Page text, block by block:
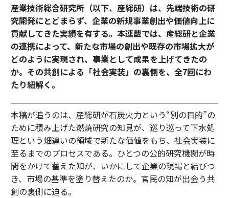
産業技術総合研究所（以下、産総研）は、先端技術の研
究開発にとどまらず、企業の新規事業創出や価値向上に
貢献してきた実績を有する。本連載では、産総研と企業
の連携によって、新たな市場の創出や既存の市場拡大が
どのように実現され、事業として成果を上げてきたの
か。その共創による「社会実装」の裏側を、全7回にわ
たり紐解く。
本稿が追うのは、産総研が石炭火力という“別の目的”の
ために積み上げた燃焼研究の知見が、巡り巡って下水処
理という畑違いの領域で新たな価値をもち、社会実装に
至るまでのプロセスである。ひとつの公的研究機関が時
間をかけて蓄えた知が、いかにして企業の現場と結びつ
き、市場の基準を塗り替えたのか。官民の知が出会う共
創の裏側に迫る。